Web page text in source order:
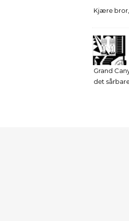
Kjære bror,
Grand
det